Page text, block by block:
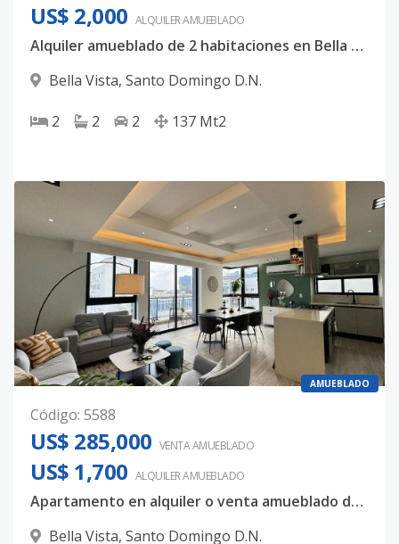
US$ 2,000 ALQUILERAMUEBLADO
Alquiler amueblado de 2 habitaciones en Bella Vista
Bella Vista, Santo Domingo D.N.
2 2 2 137 Mt2
AMUEBLADO
Código: 5588
US$ 285,000 VENTA AMUEBLADO
US$ 1,700 ALQUILERAMUEBLADO
Apartamento en alquiler o venta amueblado de 120 mts2, Torre exclusiva en Bella Vista.
Bella Vista, Santo Domingo D.N.